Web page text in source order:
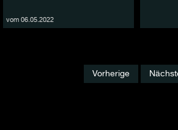
vom 06.05.2022
Vorherige